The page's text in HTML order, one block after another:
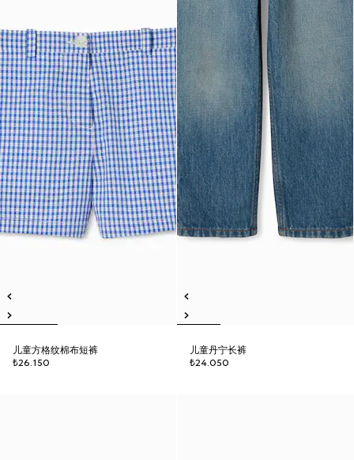
儿童方格纹棉布短裤
₺26.150
儿童丹宁长裤
₺24.050